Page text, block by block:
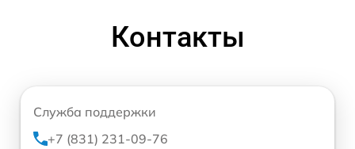
Контакты
Служба поддержки
+7 (831) 231-09-76